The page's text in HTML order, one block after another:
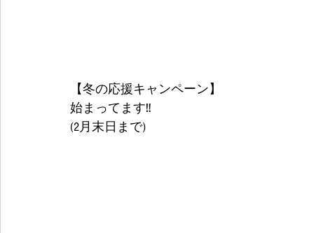
【冬の応援キャンペーン】
始まってます‼️
(2月末日まで)